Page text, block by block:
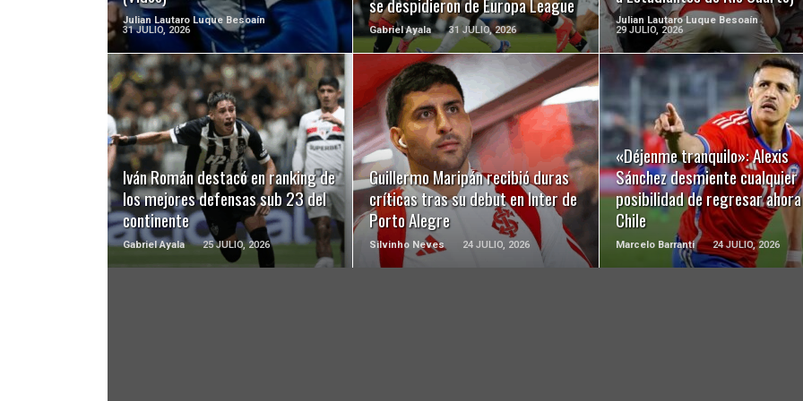
Julian Lautaro Luque Besoaín
31 JULIO, 2026
Gabriel Ayala 31 JULIO, 2026
Julian Lautaro Luque Besoaín
29 JULIO, 2026
Iván Román destacó en ranking de
los mejores defensas sub 23 del
continente
Gabriel Ayala 25 JULIO, 2026
LEER MÁS
Guillermo Maripán recibió duras
críticas tras su debut en Inter de
Porto Alegre
Silvinho Neves 24 JULIO, 2026
LEER MÁS
«Déjenme tranquilo»: Alexis
Sánchez desmiente cualquier
posibilidad de regresar
Chile
Marcelo Barranti 24 JULIO, 2026
LEER MÁS